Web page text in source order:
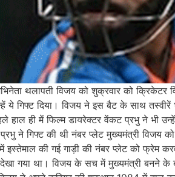
थलापती विजय को शुक्रवार को
गिफ्ट दिया। विजय ने इस बैट के साथ
ही में फिल्म डायरेक्टर वेंकट प्रभु ने भी
ने गिफ्ट की थी नंबर प्लेट मुख्यमंत्री विजय
की गई गाड़ी की नंबर प्लेट को फ्रेम
गया था। विजय के सच में मुख्यमंत्री बनने के